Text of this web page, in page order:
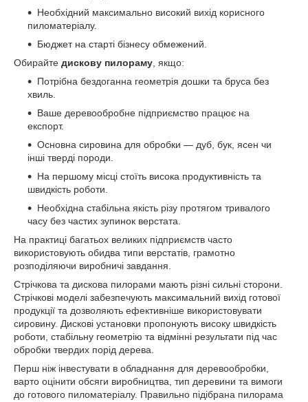
Необхідний максимально високий вихід корисного
пиломатеріалу.
Бюджет на старті бізнесу обмежений.
Обирайте дискову пилораму , якщо:
Потрібна бездоганна геометрія дошки та бруса без
хвиль.
Ваше деревообробне підприємство працює на
експорт.
Основна сировина для обробки — дуб, бук, ясен чи
інші тверді породи.
На першому місці стоїть висока продуктивність та
швидкість роботи.
Необхідна стабільна якість різу протягом тривалого
часу без частих зупинок верстата.
На практиці багатьох великих підприємств часто
використовують обидва типи верстатів, грамотно
розподіляючи виробничі завдання.
Стрічкова та дискова пилорами мають різні сильні сторони.
Стрічкові моделі забезпечують максимальний вихід готової
продукції та дозволяють ефективніше використовувати
сировину. Дискові установки пропонують високу швидкість
роботи, стабільну геометрію та відмінні результати під час
обробки твердих порід дерева.
Перш ніж інвестувати в обладнання для деревообробки,
варто оцінити обсяги виробництва, тип деревини та вимоги
до готового пиломатеріалу. Правильно підібрана пилорама